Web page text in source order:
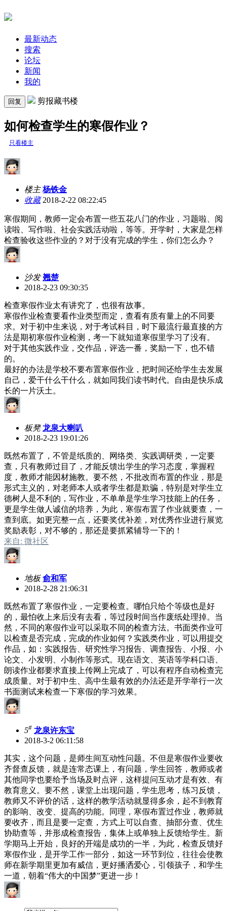
最新动态
搜索
论坛
新闻
我的
回复 剪报藏书楼
如何检查学生的寒假作业？
只看楼主
楼主 杨铁金
收藏2018-2-22 08:22:45
寒假期间，教师一定会布置一些五花八门的作业，习题啦、阅
读啦、写作啦、社会实践活动啦，等等。开学时，大家是怎样
检查验收这些作业的？对于没有完成的学生，你们怎么办？
沙发 翘楚
2018-2-23 09:30:35
检查寒假作业太有讲究了，也很有故事。
寒假作业检查要看作业类型而定，查看有质有量上的不同要
求。对于初中生来说，对于考试科目，时下最流行最直接的方
法是期初寒假作业检测，考一下就知道寒假里学习了没有。
对于其他实践作业，交作品，评选一番，奖励一下，也不错
的。
最好的办法是学校不要布置寒假作业，把时间还给学生去发展
自己，爱干什么干什么，就如同我们读书时代。自由是快乐成
长的一片沃土。
板凳 龙泉大喇叭
2018-2-23 19:01:26
既然布置了，不管是纸质的、网络类、实践调研类，一定要
查，只有教师过目了，才能反馈出学生的学习态度，掌握程
度，教师才能因材施教。要不然，不批改而布置的作业，那是
形式主义的，对老师本人或者学生都是欺骗，特别是对学生立
德树人是不利的，写作业，不单单是学生学习技能上的任务，
更是学生做人诚信的培养，为此，寒假布置了作业就要查，一
查到底。如更完整一点，还要奖优补差，对优秀作业进行展览
奖励表彰，对不够的，那还是要抓紧辅导一下的！
来自: 微社区
地板 俞和军
2018-2-28 21:06:31
既然布置了寒假作业，一定要检查。哪怕只给个等级也是好
的，最怕收上来后没有去看，等过段时间当作废纸处理掉。当
然，不同的寒假作业可以采取不同的检查方法。书面类作业可
以检查是否完成，完成的作业如何？实践类作业，可以用提交
作品，如：实践报告、研究性学习报告、调查报告、小报、小
论文、小发明、小制作等形式。现在语文、英语等学科口语、
朗读作业都要求直接上传网上完成了，可以有程序自动检查完
成质量。对于初中生、高中生最有效的办法还是开学举行一次
书面测试来检查一下寒假的学习效果。
5# 龙泉许东宝
2018-3-2 06:11:58
其实，这个问题，是师生间互动性问题。不但是寒假作业要收
齐督查反馈，就是连常态课上，有问题，学生回答，教师或者
其他同学也要给予当场及时点评，这样提问互动才是有效、有
教育意义。要不然，课堂上出现问题，学生思考，练习反馈，
教师又不评价的话，这样的教学活动就显得多余，起不到教育
的影响、改变、提高的功能。同理，寒假布置过作业，教师就
要收齐，而且是要一定查，方式上可以自查、抽部分查、优生
协助查等，并形成检查报告，集体上或单独上反馈给学生。新
学期马上开始，良好的开端是成功的一半，为此，检查反馈好
寒假作业，是开学工作一部分，如这一环节到位，往往会使教
师在新学期里更加有威信，更好播洒爱心，引领孩子，和学生
一道，朝着“伟大的中国梦”更进一步！